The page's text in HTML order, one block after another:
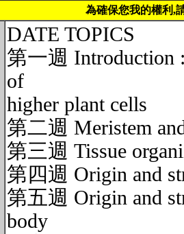
為確保您我的權利,
DATE TOPICS
第一週 Introduction
of
higher plant cells
第二週 Meristem
第三週 Tissue
第四週 Origin and
第五週 Origin and
body